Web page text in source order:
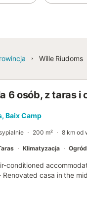
Wille Riudoms
6 osób, z taras
Baix Camp
200 m² 8 km od
Klimatyzacja Ogród
conditioned
Renovated casa in the